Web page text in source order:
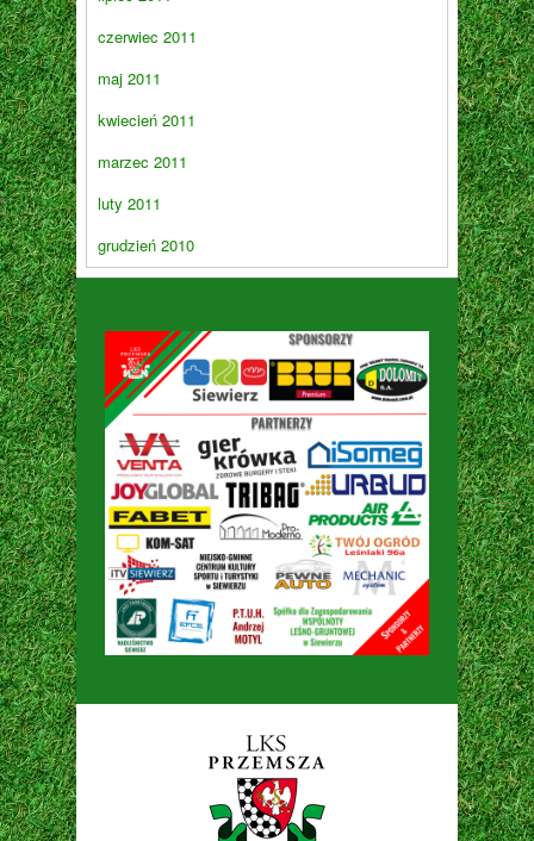
czerwiec 2011
maj 2011
kwiecień 2011
marzec 2011
luty 2011
grudzień 2010